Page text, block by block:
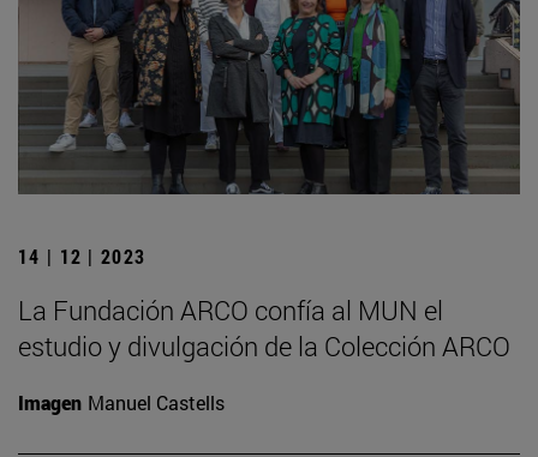
14 | 12 | 2023
La Fundación ARCO confía al MUN el
estudio y divulgación de la Colección ARCO
Imagen Manuel Castells